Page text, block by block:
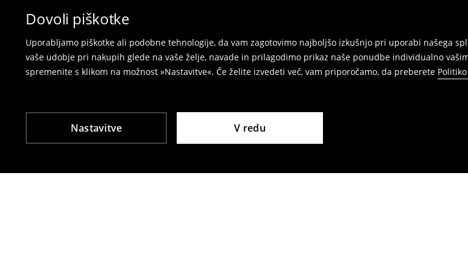
Dovoli piškotke
Uporabljamo piškotke ali podobne tehnologije, da vam zagotovimo najboljšo izkušnjo pri uporabi našega
vaše udobje pri nakupih glede na vaše želje, navade in prilagodimo prikaz naše ponudbe individualno
spremenite s klikom na možnost »Nastavitve«. Če želite izvedeti več, vam priporočamo, da preberete
Nastavitve V redu